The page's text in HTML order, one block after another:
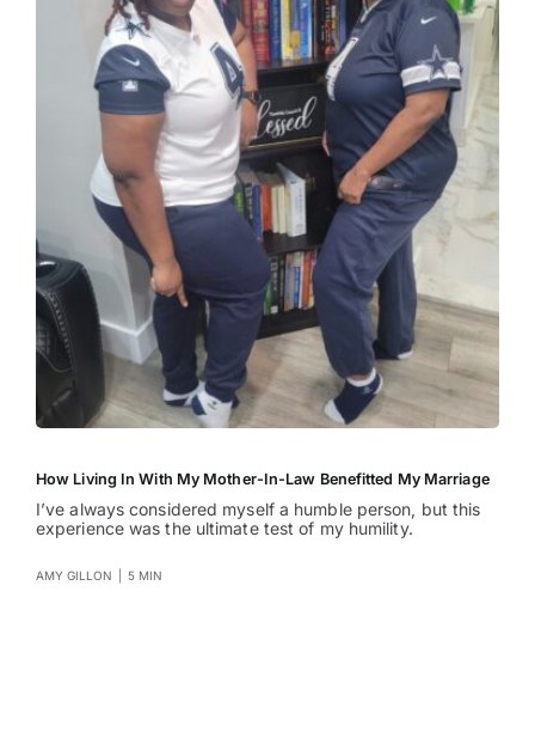
How Living In With My Mother-In-Law Benefitted My Marriage
I’ve always considered myself a humble person, but this
experience was the ultimate test of my humility.
AMY GILLON 5 MIN